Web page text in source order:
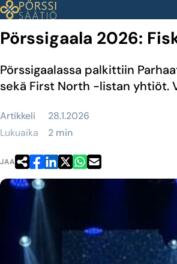
Siirry
sisältöön
Pörssigaala 2026:
Pörssigaalassa palkittiin
sekä First North -listan yhtiöt.
Artikkeli
28.1.2026
Lukuaika
2 min
JAA